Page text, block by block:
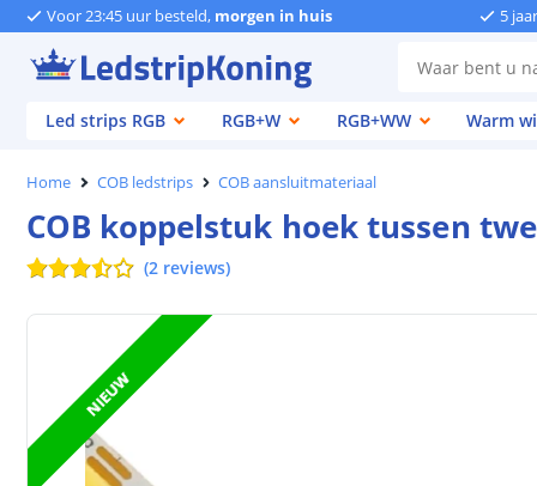
Voor 23:45 uur besteld, morgen in huis 5
Led strips RGB RGB+W RGB+WW Warm
Home COB ledstrips COB aansluitmateriaal
COB koppelstuk hoek tussen
(2 reviews)
NIEUW